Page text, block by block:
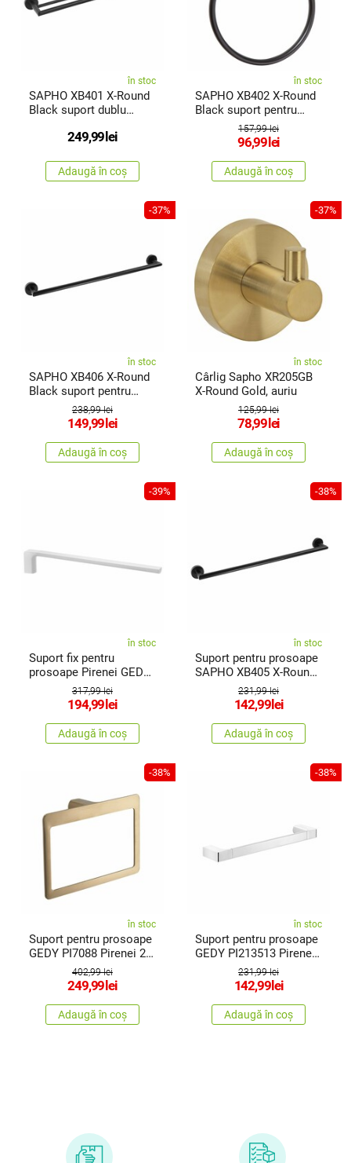
în stoc
SAPHO XB401 X-Round
Black suport dublu
249,99 lei
Adaugă în coș
în stoc
SAPHO XB402 X-Round
Black suport pentru
prosoaperotund, negru
157,99 lei
96,99 lei
Adaugă în coș
-37%
în stoc
SAPHO XB406 X-Round
Black suport pentru
prosoape50,5 cm, negru
238,99 lei
149,99 lei
Adaugă în coș
-37%
în stoc
Cârlig Sapho XR205GB
X-Round Gold, auriu
125,99 lei
78,99 lei
Adaugă în coș
-39%
în stoc
Suport fix pentru
prosoape Pirenei GEDY
PI2202 41cm, alb mat
317,99 lei
194,99 lei
Adaugă în coș
-38%
în stoc
Suport pentru prosoape
SAPHO XB405 X-Round
Black 35 cm, negru
231,99 lei
142,99 lei
Adaugă în coș
-38%
în stoc
Suport pentru prosoape
GEDY PI7088 Pirenei 23
x 15cm , auriu mat
402,99 lei
249,99 lei
Adaugă în coș
-38%
în stoc
Suport pentru prosoape
GEDY PI213513 Pirenei
35 x6,6 cm , argintiu
231,99 lei
142,99 lei
Adaugă în coș